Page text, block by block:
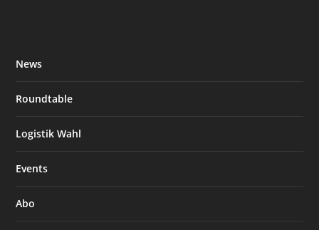
News
Roundtable
Logistik Wahl
Events
Abo